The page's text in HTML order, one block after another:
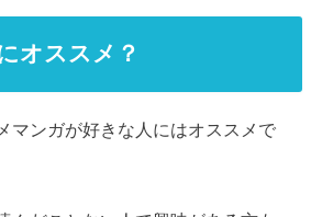
オススメ？
マンガが好きな人にはオススメで